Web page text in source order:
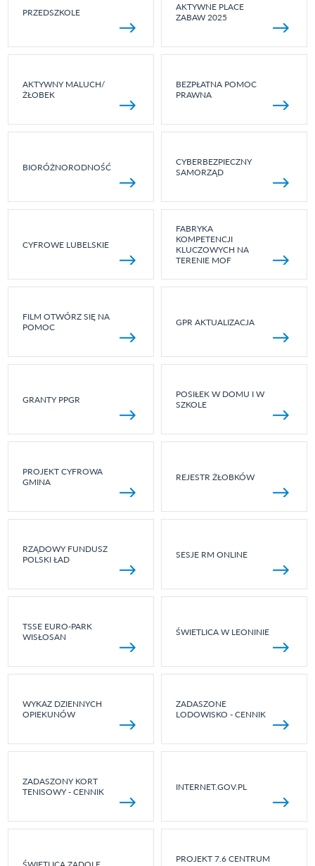
PRZEDSZKOLE
AKTYWNE PLACE
ZABAW 2025
AKTYWNY MALUCH/
ŻŁOBEK
BEZPŁATNA POMOC
PRAWNA
BIORÓŻNORODNOŚĆ
CYBERBEZPIECZNY
SAMORZĄD
CYFROWE LUBELSKIE
FABRYKA
KOMPETENCJI
KLUCZOWYCH NA
TERENIE MOF
FILM OTWÓRZ SIĘ NA
POMOC
GPR AKTUALIZACJA
GRANTY PPGR
POSIŁEK W DOMU I W
SZKOLE
PROJEKT CYFROWA
GMINA
REJESTR ŻŁOBKÓW
RZĄDOWY FUNDUSZ
POLSKI ŁAD
SESJE RM ONLINE
TSSE EURO-PARK
WISŁOSAN
ŚWIETLICA W LEONINIE
WYKAZ DZIENNYCH
OPIEKUNÓW
ZADASZONE
LODOWISKO - CENNIK
ZADASZONY KORT
TENISOWY - CENNIK
INTERNET.GOV.PL
PROJEKT 7.6 CENTRUM